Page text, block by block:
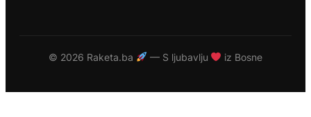
© 2026 Raketa.ba — S ljubavlju iz Bosne